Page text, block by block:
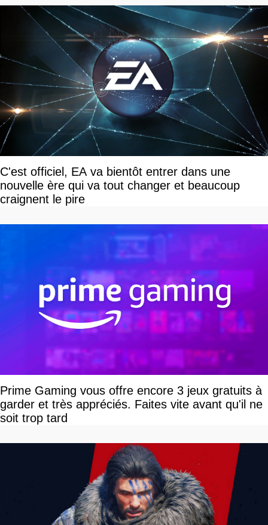
C'est officiel, EA va bientôt entrer dans une
nouvelle ère qui va tout changer et beaucoup
craignent le pire
Prime Gaming vous offre encore 3 jeux gratuits à
garder et très appréciés. Faites vite avant qu'il ne
soit trop tard